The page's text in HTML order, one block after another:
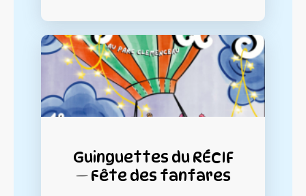
Guinguettes du RÉCIF
— Fête des fanfares